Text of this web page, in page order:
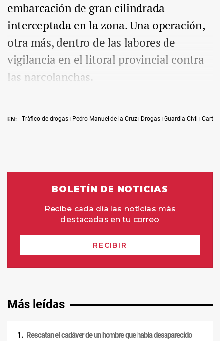
EN: Tráfico de drogas Pedro Manuel de la Cruz Drogas Guardia Civil Carta
embarcación de gran cilindrada
interceptada en la zona. Una operación,
otra más, dentro de las labores de
vigilancia en el litoral provincial contra
las narcolanchas.
Más leídas
Rescatan el cadáver de un hombre que había desaparecido